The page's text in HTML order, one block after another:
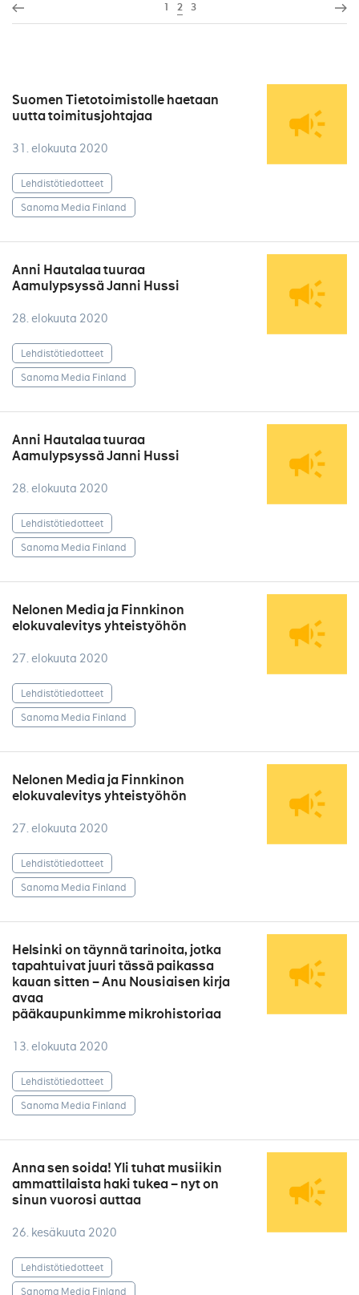
1 2 3
Suomen Tietotoimistolle haetaan
uutta toimitusjohtajaa
31. elokuuta 2020
Lehdistötiedotteet
Sanoma Media Finland
Anni Hautalaa tuuraa
Aamulypsyssä Janni Hussi
28. elokuuta 2020
Lehdistötiedotteet
Sanoma Media Finland
Anni Hautalaa tuuraa
Aamulypsyssä Janni Hussi
28. elokuuta 2020
Lehdistötiedotteet
Sanoma Media Finland
Nelonen Media ja Finnkinon
elokuvalevitys yhteistyöhön
27. elokuuta 2020
Lehdistötiedotteet
Sanoma Media Finland
Nelonen Media ja Finnkinon
elokuvalevitys yhteistyöhön
27. elokuuta 2020
Lehdistötiedotteet
Sanoma Media Finland
Helsinki on täynnä tarinoita, jotka
tapahtuivat juuri tässä paikassa
kauan sitten – Anu Nousiaisen kirja
avaa
pääkaupunkimme mikrohistoriaa
13. elokuuta 2020
Lehdistötiedotteet
Sanoma Media Finland
Anna sen soida! Yli tuhat musiikin
ammattilaista haki tukea – nyt on
sinun vuorosi auttaa
26. kesäkuuta 2020
Lehdistötiedotteet
Sanoma Media Finland